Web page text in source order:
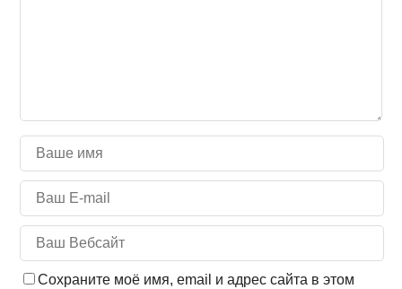
Сохраните моё имя, email и адрес сайта в этом